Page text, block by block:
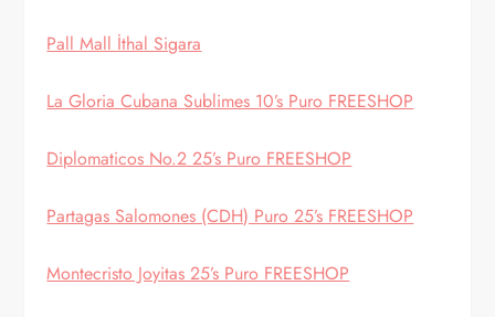
Pall Mall İthal Sigara
La Gloria Cubana Sublimes 10’s Puro FREESHOP
Diplomaticos No.2 25’s Puro FREESHOP
Partagas Salomones (CDH) Puro 25’s FREESHOP
Montecristo Joyitas 25’s Puro FREESHOP